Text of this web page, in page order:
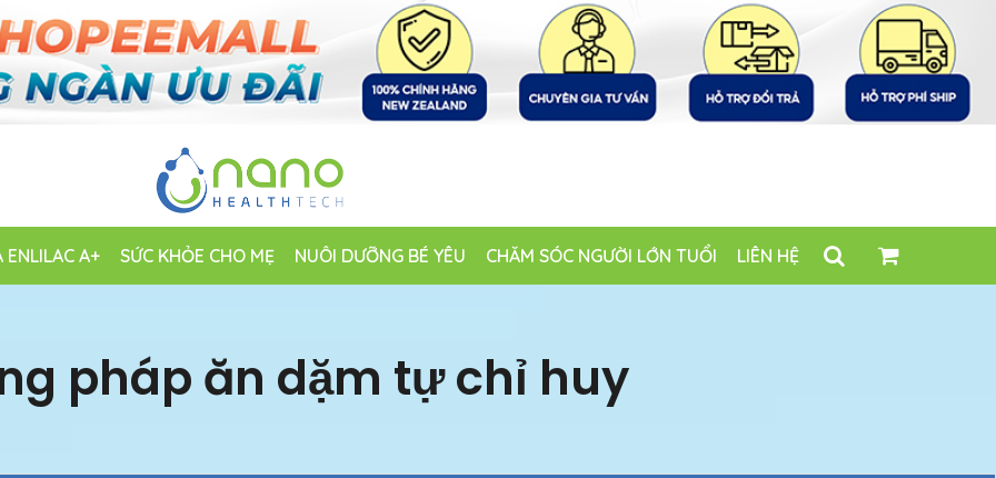
ENLILAC A+ SỨC KHỎE CHO MẸ NUÔI DƯỠNG BÉ YÊU CHĂM SÓC NGƯỜI LỚN TUỔI LIÊN HỆ
pháp ăn dặm tự chỉ huy